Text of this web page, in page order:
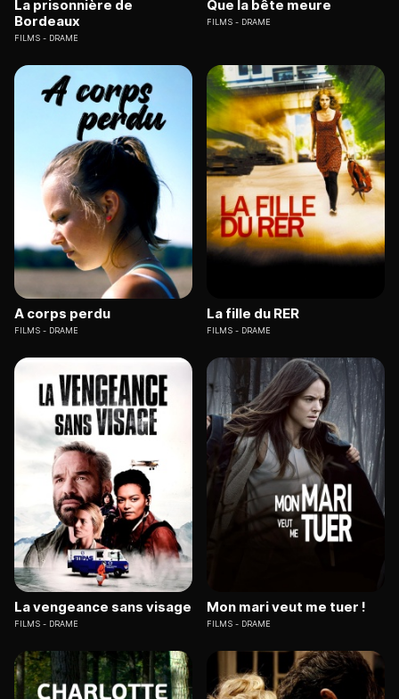
La prisonnière de
Bordeaux
FILMS DRAME
Que la bête meure
FILMS DRAME
A corps perdu
FILMS DRAME
La fille du RER
FILMS DRAME
La vengeance sans visage
FILMS DRAME
Mon mari veut me tuer !
FILMS DRAME